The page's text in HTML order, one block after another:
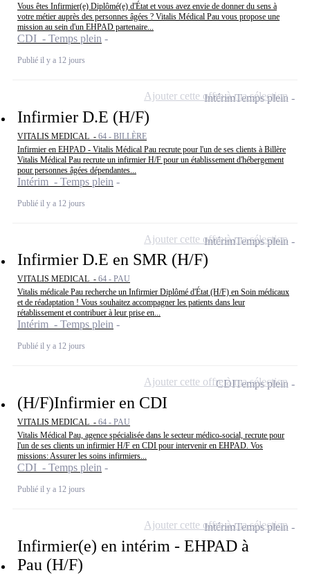
Vous êtes Infirmier(e) Diplômé(e) d'État et vous avez envie de donner du sens à
votre métier auprès des personnes âgées ? Vitalis Médical Pau vous propose une
mission au sein d'un EHPAD partenaire...
CDI - Temps plein
Publié il y a 12 jours
Infirmier D.E (H/F)
VITALIS MEDICAL - 64 - BILLÈRE
Infirmier en EHPAD - Vitalis Médical Pau recrute pour l'un de ses clients à Billère
Vitalis Médical Pau recrute un infirmier H/F pour un établissement d'hébergement
pour personnes âgées dépendantes...
Intérim - Temps plein
Publié il y a 12 jours
IntérimTemps plein
Ajouter cette offre à ma sélection
Infirmier D.E en SMR (H/F)
VITALIS MEDICAL - 64 - PAU
Vitalis médicale Pau recherche un Infirmier Diplômé d'État (H/F) en Soin médicaux
et de réadaptation ! Vous souhaitez accompagner les patients dans leur
rétablissement et contribuer à leur prise en...
Intérim - Temps plein
Publié il y a 12 jours
IntérimTemps plein
Ajouter cette offre à ma sélection
(H/F)Infirmier en CDI
VITALIS MEDICAL - 64 - PAU
Vitalis Médical Pau, agence spécialisée dans le secteur médico-social, recrute pour
l'un de ses clients un infirmier H/F en CDI pour intervenir en EHPAD. Vos
missions: Assurer les soins infirmiers...
CDI - Temps plein
Publié il y a 12 jours
CDITemps plein
Ajouter cette offre à ma sélection
Infirmier(e) en intérim - EHPAD à
Pau (H/F)
IntérimTemps plein
Ajouter cette offre à ma sélection